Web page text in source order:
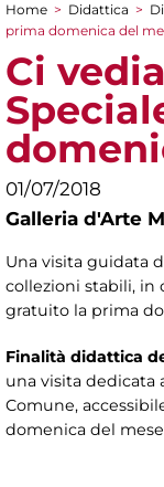
Tu sei qui
Home > Didattica >
prima domenica del
Ci
01/07/2018
Galleria d'Arte
Una visita guidata
collezioni stabili, in
gratuito la prima
Finalità didattica
una visita
Comune,
domenica del